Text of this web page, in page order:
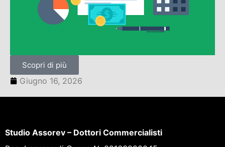
Scopri di più
Giugno 16, 2026
Studio Assorev – Dottori Commercialisti